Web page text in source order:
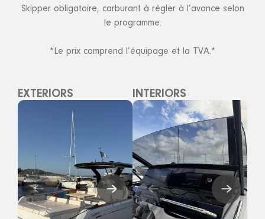
Skipper obligatoire, carburant à régler à l’avance selon
le programme.
*Le prix comprend l’équipage et la TVA.*
EXTERIORS INTERIORS